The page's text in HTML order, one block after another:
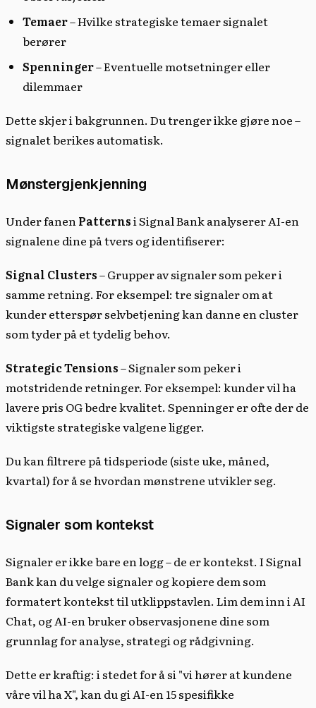
Temaer– Hvilke strategiske temaer signalet
berører
Spenninger– Eventuelle motsetninger eller
dilemmaer
Dette skjer i bakgrunnen. Du trenger ikke gjøre noe –
signalet berikes automatisk.
Mønstergjenkjenning
Under fanenPatternsi Signal Bank analyserer AI-en
signalene dine på tvers og identifiserer:
Signal Clusters– Grupper av signaler som peker i
samme retning. For eksempel: tre signaler om at
kunder etterspør selvbetjening kan danne en cluster
som tyder på et tydelig behov.
Strategic Tensions– Signaler som peker i
motstridende retninger. For eksempel: kunder vil ha
lavere pris OG bedre kvalitet. Spenninger er ofte der de
viktigste strategiske valgene ligger.
Du kan filtrere på tidsperiode (siste uke, måned,
kvartal) for å se hvordan mønstrene utvikler seg.
Signaler som kontekst
Signaler er ikke bare en logg – de er kontekst. I Signal
Bank kan du velge signaler og kopiere dem som
formatert kontekst til utklippstavlen. Lim dem inn i AI
Chat, og AI-en bruker observasjonene dine som
grunnlag for analyse, strategi og rådgivning.
Dette er kraftig: i stedet for å si "vi hører at kundene
våre vil ha X", kan du gi AI-en 15 spesifikke